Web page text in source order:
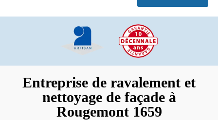
Entreprise de ravalement et
nettoyage de façade à
Rougemont 1659